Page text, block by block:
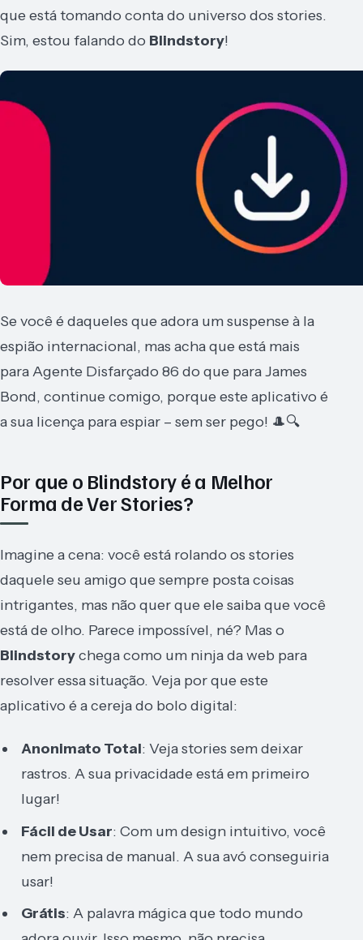
que está tomando conta do universo dos stories.
Sim, estou falando do Blindstory!
Se você é daqueles que adora um suspense à la
espião internacional, mas acha que está mais
para Agente Disfarçado 86 do que para James
Bond, continue comigo, porque este aplicativo é
a sua licença para espiar – sem ser pego! 🎩🔍
Por que o Blindstory é a Melhor
Forma de Ver Stories?
Imagine a cena: você está rolando os stories
daquele seu amigo que sempre posta coisas
intrigantes, mas não quer que ele saiba que você
está de olho. Parece impossível, né? Mas o
Blindstorychega como um ninja da web para
resolver essa situação. Veja por que este
aplicativo é a cereja do bolo digital:
Anonimato Total: Veja stories sem deixar
rastros. A sua privacidade está em primeiro
lugar!
Fácil de Usar: Com um design intuitivo, você
nem precisa de manual. A sua avó conseguiria
usar!
Grátis: A palavra mágica que todo mundo